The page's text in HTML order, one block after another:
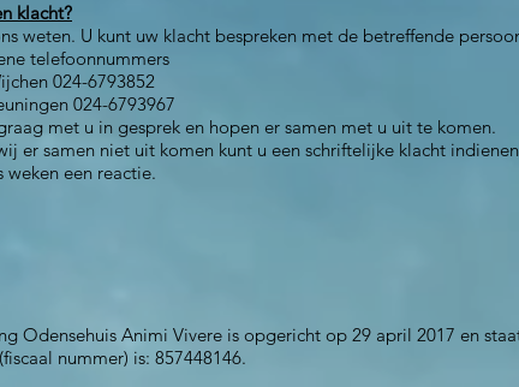
klacht?
weten. U kunt uw klacht bespreken met de betreffende
telefoonnummers
024-6793852
024-6793967
met u in gesprek en hopen er samen met u uit te komen.
er samen niet uit komen kunt u een schriftelijke klacht
weken een reactie.
Odensehuis Animi Vivere is opgericht op 29 april 2017 en
nummer) is: 857448146.